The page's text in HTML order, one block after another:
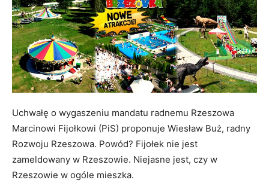
Uchwałę o wygaszeniu mandatu radnemu Rzeszowa
Marcinowi Fijołkowi (PiS) proponuje Wiesław Buż, radny
Rozwoju Rzeszowa. Powód? Fijołek nie jest
zameldowany w Rzeszowie. Niejasne jest, czy w
Rzeszowie w ogóle mieszka.